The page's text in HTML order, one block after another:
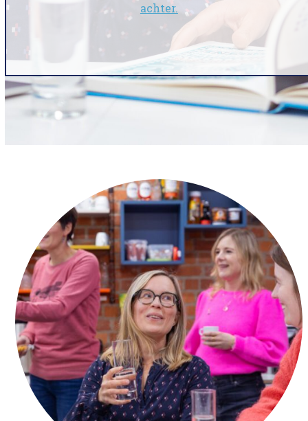
achter.